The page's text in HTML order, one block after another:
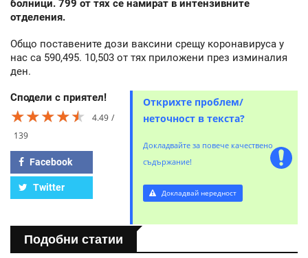
болници. 799 от тях се намират в интензивните
отделения.
Общо поставените дози ваксини срещу коронавируса у
нас са 590,495. 10,503 от тях приложени през изминалия
ден.
Сподели с приятел!
★★★★★
★★★★★
★★★★★
4.49
139
Facebook
Twitter
Открихте проблем/
неточност в текста?
Докладвайте за повече качествено
съдържание!
Докладвай нередност
Подобни статии